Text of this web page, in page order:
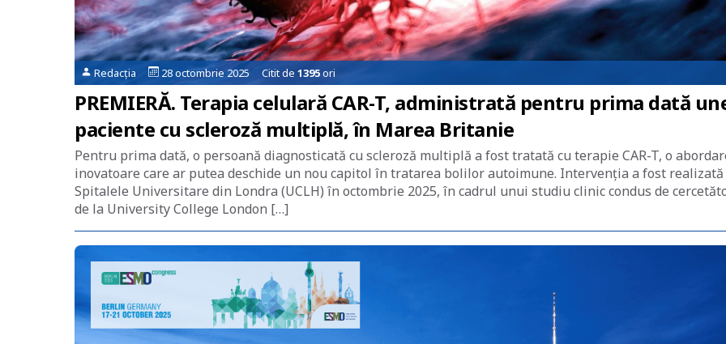
Redacția 28 octombrie 2025 Citit de 1395ori
PREMIERĂ. Terapia celulară CAR-T, administrată pentru prima dată
paciente cu scleroză multiplă, în Marea Britanie
Pentru prima dată, o persoană diagnosticată cu scleroză multiplă a fost tratată cu terapie CAR-T, o
inovatoare care ar putea deschide un nou capitol în tratarea bolilor autoimune. Intervenția a fost
Spitalele Universitare din Londra (UCLH) în octombrie 2025, în cadrul unui studiu clinic condus de
de la University College London […]